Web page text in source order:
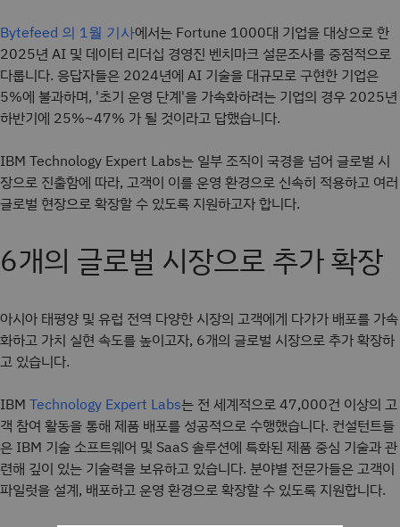
Bytefeed 의 1월 기사에서는 Fortune 1000대 기업을 대상으로 한
2025년 AI 및 데이터 리더십 경영진 벤치마크 설문조사를 중점적으로
다룹니다. 응답자들은 2024년에 AI 기술을 대규모로 구현한 기업은
5%에 불과하며, '초기 운영 단계'을 가속화하려는 기업의 경우 2025년
하반기에 25%~47% 가 될 것이라고 답했습니다.
IBM Technology Expert Labs는 일부 조직이 국경을 넘어 글로벌 시
장으로 진출함에 따라, 고객이 이를 운영 환경으로 신속히 적용하고 여러
글로벌 현장으로 확장할 수 있도록 지원하고자 합니다.
6개의 글로벌 시장으로 추가 확장
아시아 태평양 및 유럽 전역 다양한 시장의 고객에게 다가가 배포를 가속
화하고 가치 실현 속도를 높이고자, 6개의 글로벌 시장으로 추가 확장하
고 있습니다.
IBM Technology Expert Labs는 전 세계적으로 47,000건 이상의 고
객 참여 활동을 통해 제품 배포를 성공적으로 수행했습니다. 컨설턴트들
은 IBM 기술 소프트웨어 및 SaaS 솔루션에 특화된 제품 중심 기술과 관
련해 깊이 있는 기술력을 보유하고 있습니다. 분야별 전문가들은 고객이
파일럿을 설계, 배포하고 운영 환경으로 확장할 수 있도록 지원합니다.